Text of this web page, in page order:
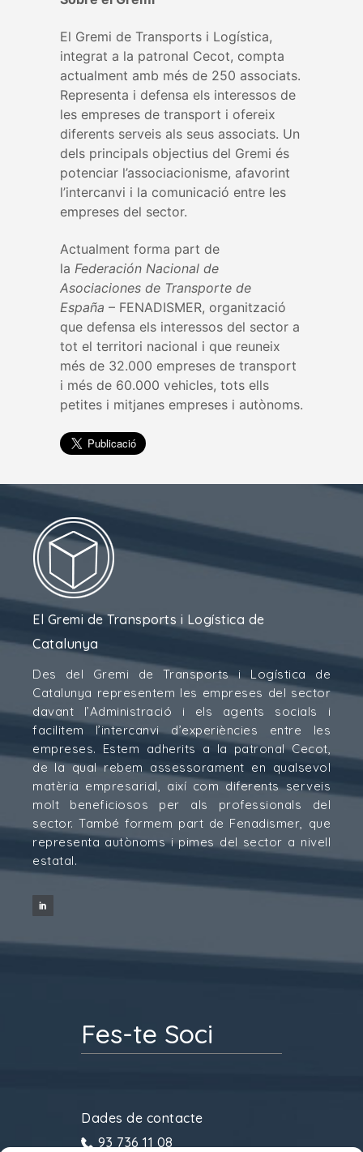
El Gremi de Transports i Logística,
integrat a la patronal Cecot, compta
actualment amb més de 250 associats.
Representa i defensa els interessos de
les empreses de transport i ofereix
diferents serveis als seus associats. Un
dels principals objectius del Gremi és
potenciar l’associacionisme, afavorint
l’intercanvi i la comunicació entre les
empreses del sector.
Actualment forma part de
la Federación Nacional de
Asociaciones de Transporte de
España – FENADISMER, organització
que defensa els interessos del sector a
tot el territori nacional i que reuneix
més de 32.000 empreses de transport
i més de 60.000 vehicles, tots ells
petites i mitjanes empreses i autònoms.
El Gremi de Transports i Logística de
Catalunya
Des del Gremi de Transports i Logística de
Catalunya representem les empreses del sector
davant l’Administració i els agents socials i
facilitem l’intercanvi d’experiències entre les
empreses. Estem adherits a la patronal Cecot,
de la qual rebem assessorament en qualsevol
matèria empresarial, així com diferents serveis
molt beneficiosos per als professionals del
sector. També formem part de Fenadismer, que
representa autònoms i pimes del sector a nivell
estatal.
Fes-te Soci
Dades de contacte
93 736 11 08